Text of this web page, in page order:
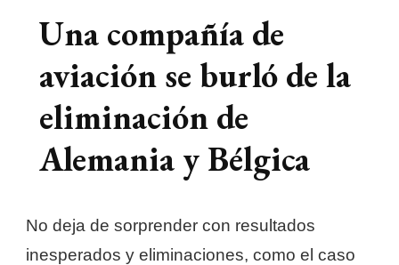
Una compañía de
aviación se burló de la
eliminación de
Alemania y Bélgica
No deja de sorprender con resultados
inesperados y eliminaciones, como el caso